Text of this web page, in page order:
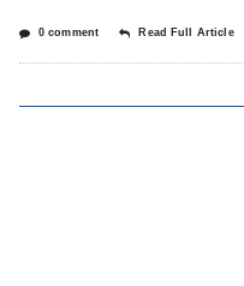
0 comment Read Full Article